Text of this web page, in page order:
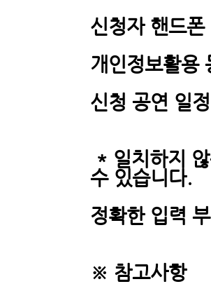
신청자 핸드폰
개인정보활용
신청 공연 일
* 일치하지
수 있습니다.
정확한 입력
※ 참고사항